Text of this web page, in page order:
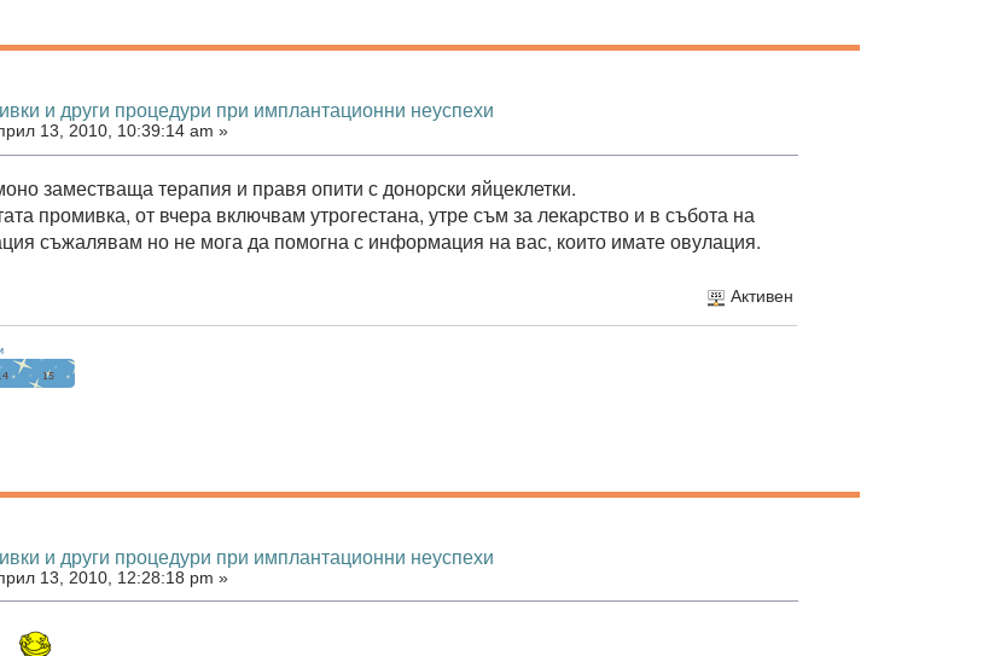
и други процедури при имплантационни неуспехи
13, 2010, 10:39:14 am »
заместваща терапия и правя опити с донорски яйцеклетки.
промивка, от вчера включвам утрогестана, утре съм за лекарство и в събота на
съжалявам но не мога да помогна с информация на вас, които имате овулация.
Активен
и други процедури при имплантационни неуспехи
13, 2010, 12:28:18 pm »